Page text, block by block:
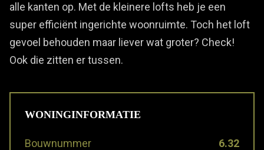
alle kanten op. Met de kleinere lofts heb je een
super efficiënt ingerichte woonruimte. Toch het loft
gevoel behouden maar liever wat groter? Check!
Ook die zitten er tussen.
WONINGINFORMATIE
Bouwnummer
6.32